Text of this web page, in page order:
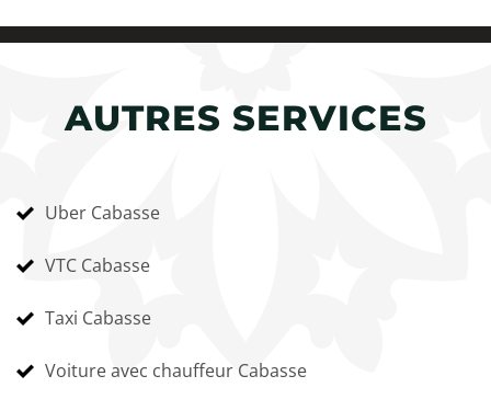
AUTRES SERVICES
Uber Cabasse
VTC Cabasse
Taxi Cabasse
Voiture avec chauffeur Cabasse